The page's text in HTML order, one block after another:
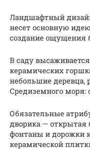
Ландшафтный
несет основную
создание ощущения
В саду
керамических
небольшие деревца,
Средиземного моря:
Обязательные
дворика — открытая
фонтаны и дорожки
керамической